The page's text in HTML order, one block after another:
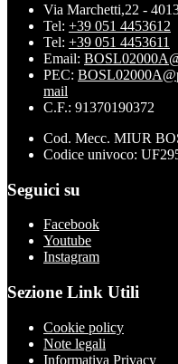
Via Marchetti,22 -
Tel: +39 051 4453612
Tel: +39 051 4453611
Email:
PEC:
mail
C.F.: 91370190372
Cod. Mecc. MIUR
Codice univoco:
Seguici su
Facebook
Youtube
Instagram
Sezione Link Utili
Cookie policy
Note legali
Informativa Privacy